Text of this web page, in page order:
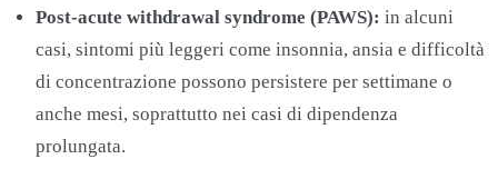
Post-acute withdrawal syndrome (PAWS): in alcuni
casi, sintomi più leggeri come insonnia, ansia e difficoltà
di concentrazione possono persistere per settimane o
anche mesi, soprattutto nei casi di dipendenza
prolungata.